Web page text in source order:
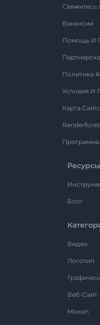
Свяжитесь
Вакансии
Помощь И
Политика
Условия И
Карта Сайта
Ресурсы
Блог
Видео
Логотип
Веб-Сайт
Мокап